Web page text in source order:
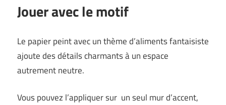
Jouer avec le motif
Le papier peint avec un thème d’aliments fantaisiste
ajoute des détails charmants à un espace
autrement neutre.
Vous pouvez l’appliquer sur un seul mur d’accent,